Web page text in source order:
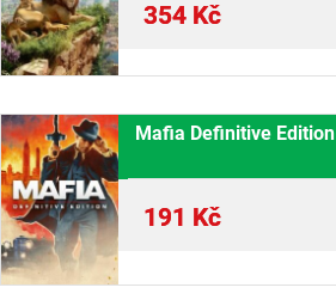
354 Kč
Mafia Definitive Edition
191 Kč